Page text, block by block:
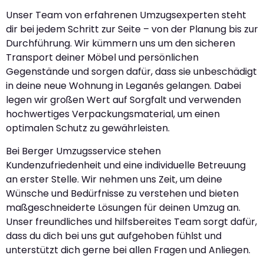
Unser Team von erfahrenen Umzugsexperten steht
dir bei jedem Schritt zur Seite – von der Planung bis zur
Durchführung. Wir kümmern uns um den sicheren
Transport deiner Möbel und persönlichen
Gegenstände und sorgen dafür, dass sie unbeschädigt
in deine neue Wohnung in Leganés gelangen. Dabei
legen wir großen Wert auf Sorgfalt und verwenden
hochwertiges Verpackungsmaterial, um einen
optimalen Schutz zu gewährleisten.
Bei Berger Umzugsservice stehen
Kundenzufriedenheit und eine individuelle Betreuung
an erster Stelle. Wir nehmen uns Zeit, um deine
Wünsche und Bedürfnisse zu verstehen und bieten
maßgeschneiderte Lösungen für deinen Umzug an.
Unser freundliches und hilfsbereites Team sorgt dafür,
dass du dich bei uns gut aufgehoben fühlst und
unterstützt dich gerne bei allen Fragen und Anliegen.